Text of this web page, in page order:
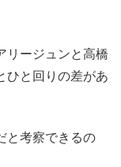
リージュンと高橋
ひと回りの差があ
と考察できるの